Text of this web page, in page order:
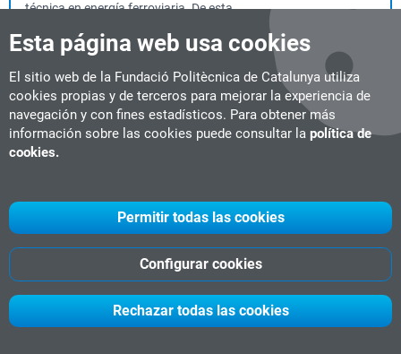
Esta página web usa cookies
El sitio web de la Fundació Politècnica de Catalunya utiliza
cookies propias y de terceros para mejorar la experiencia de
navegación y con fines estadísticos. Para obtener más
información sobre las cookies puede consultar la política de
cookies.
Rechazar todas las cookies
Configurar cookies
Permitir todas las cookies
técnica en energía ferroviaria. De esta ...
Gestión Digital de la Sostenibilidad en la
Construcción
Diploma de experto 20 ECTS Semipresencial
Barcelona
#Construcción Sostenible
#Eficiencia Energética
Fecha de inicio:
Gestión Integral de la Calidad Ambiental y
Descarbonización en la Industria
Diploma de experto 18 ECTS
Semipresencial o live online
Barcelona
#Economía Circular